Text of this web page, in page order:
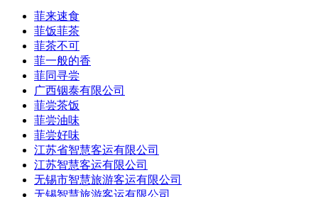
菲来速食
菲饭菲茶
菲茶不可
菲一般的香
菲同寻尝
广西铟泰有限公司
菲尝茶饭
菲尝油味
菲尝好味
江苏省智慧客运有限公司
江苏智慧客运有限公司
无锡市智慧旅游客运有限公司
无锡智慧旅游客运有限公司